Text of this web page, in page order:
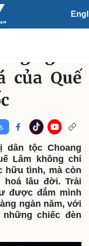
báo thời tiết
dục
ấn VOV
làm
đảo
của Quế
dân tộc Choang
Lâm không chỉ
hữu tình, mà còn
lâu đời. Trải
được đắm mình
ngàn năm, với
chiếc đèn